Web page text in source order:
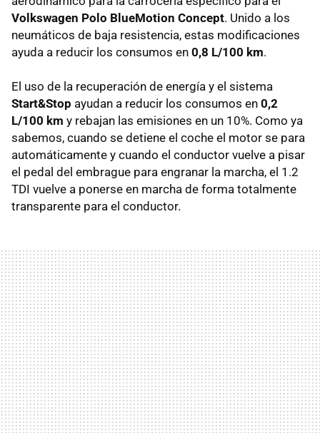
Volkswagen Polo BlueMotion Concept. Unido a los
neumáticos de baja resistencia, estas modificaciones
ayuda a reducir los consumos en 0,8 L/100 km.
El uso de la recuperación de energía y el sistema
Start&Stop ayudan a reducir los consumos en 0,2
L/100 km y rebajan las emisiones en un 10%. Como ya
sabemos, cuando se detiene el coche el motor se para
automáticamente y cuando el conductor vuelve a pisar
el pedal del embrague para engranar la marcha, el 1.2
TDI vuelve a ponerse en marcha de forma totalmente
transparente para el conductor.